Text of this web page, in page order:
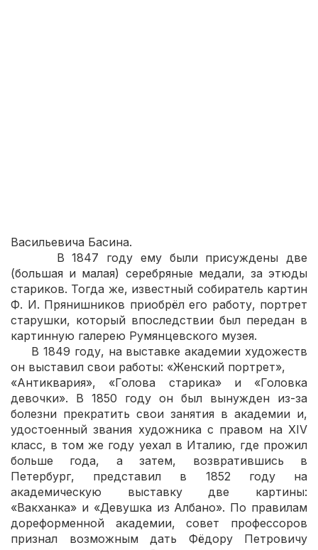
Васильевича Басина.
В 1847 году ему были присуждены две
(большая и малая) серебряные медали, за этюды
стариков. Тогда же, известный собиратель картин
Ф. И. Прянишников приобрёл его работу, портрет
старушки, который впоследствии был передан в
картинную галерею Румянцевского музея.
В 1849 году, на выставке академии художеств
он выставил свои работы: «Женский портрет»,
«Антиквария», «Голова старика» и «Головка
девочки». В 1850 году он был вынужден из-за
болезни прекратить свои занятия в академии и,
удостоенный звания художника с правом на XIV
класс, в том же году уехал в Италию, где прожил
больше года, а затем, возвратившись в
Петербург, представил в 1852 году на
академическую выставку две картины:
«Вакханка» и «Девушка из Албано». По правилам
дореформенной академии, совет профессоров
признал возможным дать Фёдору Петровичу